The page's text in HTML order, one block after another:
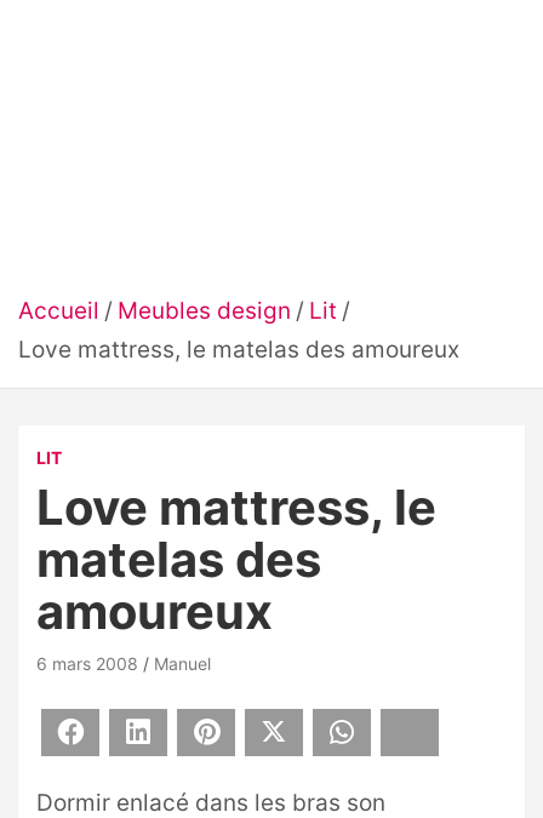
Accueil Meubles design
Lit
Love mattress, le matelas des amoureux
LIT
Love mattress, le
matelas des
amoureux
6 mars 2008 Manuel
Facebook LinkedIn Pinterest
Dormir enlacé dans les bras son